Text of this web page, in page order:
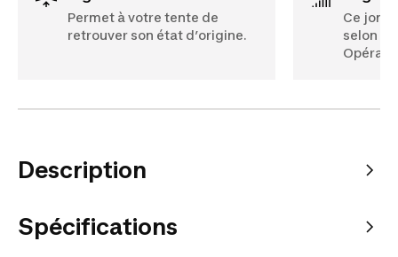
Permet à votre tente de
retrouver son état d’origine.
Ce jonc
selon la
Description
Spécifications